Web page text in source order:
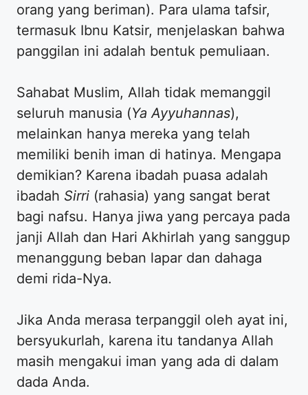
orang yang beriman). Para ulama tafsir,
termasuk Ibnu Katsir, menjelaskan bahwa
panggilan ini adalah bentuk pemuliaan.
Sahabat Muslim, Allah tidak memanggil
seluruh manusia (Ya Ayyuhannas),
melainkan hanya mereka yang telah
memiliki benih iman di hatinya. Mengapa
demikian? Karena ibadah puasa adalah
ibadah Sirri (rahasia) yang sangat berat
bagi nafsu. Hanya jiwa yang percaya pada
janji Allah dan Hari Akhirlah yang sanggup
menanggung beban lapar dan dahaga
demi rida-Nya.
Jika Anda merasa terpanggil oleh ayat ini,
bersyukurlah, karena itu tandanya Allah
masih mengakui iman yang ada di dalam
dada Anda.